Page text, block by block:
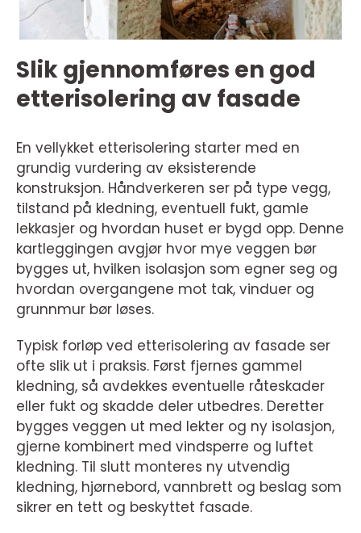
Slik gjennomføres en god
etterisolering av fasade
En vellykket etterisolering starter med en
grundig vurdering av eksisterende
konstruksjon. Håndverkeren ser på type vegg,
tilstand på kledning, eventuell fukt, gamle
lekkasjer og hvordan huset er bygd opp. Denne
kartleggingen avgjør hvor mye veggen bør
bygges ut, hvilken isolasjon som egner seg og
hvordan overgangene mot tak, vinduer og
grunnmur bør løses.
Typisk forløp ved etterisolering av fasade ser
ofte slik ut i praksis. Først fjernes gammel
kledning, så avdekkes eventuelle råteskader
eller fukt og skadde deler utbedres. Deretter
bygges veggen ut med lekter og ny isolasjon,
gjerne kombinert med vindsperre og luftet
kledning. Til slutt monteres ny utvendig
kledning, hjørnebord, vannbrett og beslag som
sikrer en tett og beskyttet fasade.